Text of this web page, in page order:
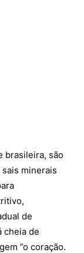
brasileira, são
minerais
de
cheia de
”o coração.